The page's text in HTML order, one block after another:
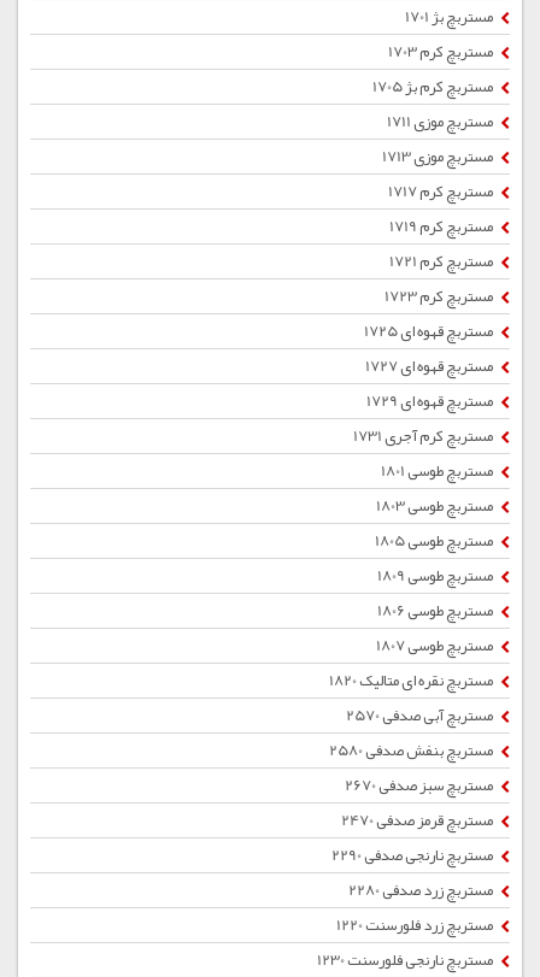
مستربچ بژ 1701
مستربچ کرم 1703
مستربچ کرم بژ 1705
مستربچ موزی 1711
مستربچ موزی 1713
مستربچ کرم 1717
مستربچ کرم 1719
مستربچ کرم 1721
مستربچ کرم 1723
مستربچ قهوه ای 1725
مستربچ قهوه ای 1727
مستربچ قهوه ای 1729
مستربچ کرم آجری 1731
مستربچ طوسی 1801
مستربچ طوسی 1803
مستربچ طوسی 1805
مستربچ طوسی 1809
مستربچ طوسی 1806
مستربچ طوسی 1807
مستربچ نقره ای متالیک 1820
مستربچ آبی صدفی 2570
مستربچ بنفش صدفی 2580
مستربچ سبز صدفی 2670
مستربچ قرمز صدفی 2470
مستربچ نارنجی صدفی 2290
مستربچ زرد صدفی 2280
مستربچ زرد فلورسنت 1220
مستربچ نارنجی فلورسنت 1230